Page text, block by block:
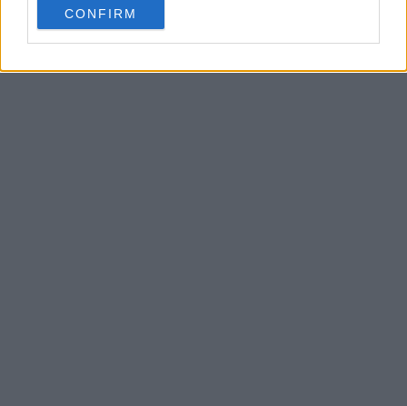
CONFIRM
Exclusif : fuite d'informations sur les chaussures
Adidas Copa Pure 4 2026 World Cup
2 0 0 4.7K 2 Fév 2026